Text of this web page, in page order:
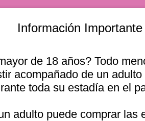
Información Importante
de 18 años? Todo
acompañado de un
toda su estadía en el
adulto puede comprar las
m.
Viña del
dom, 09 ago, 10:00 a. m.